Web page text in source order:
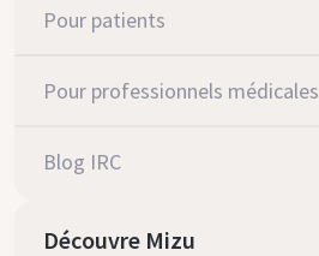
Pour patients
Pour professionnels médicales
Blog IRC
Découvre Mizu